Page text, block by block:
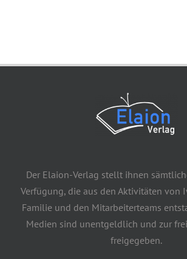
Der Elaion-Verlag stellt ihnen
Verfügung, die aus den Aktivitäten von
Familie und den Mitarbeiterteams
Medien sind unentgeldlich und zur
freigegeben.